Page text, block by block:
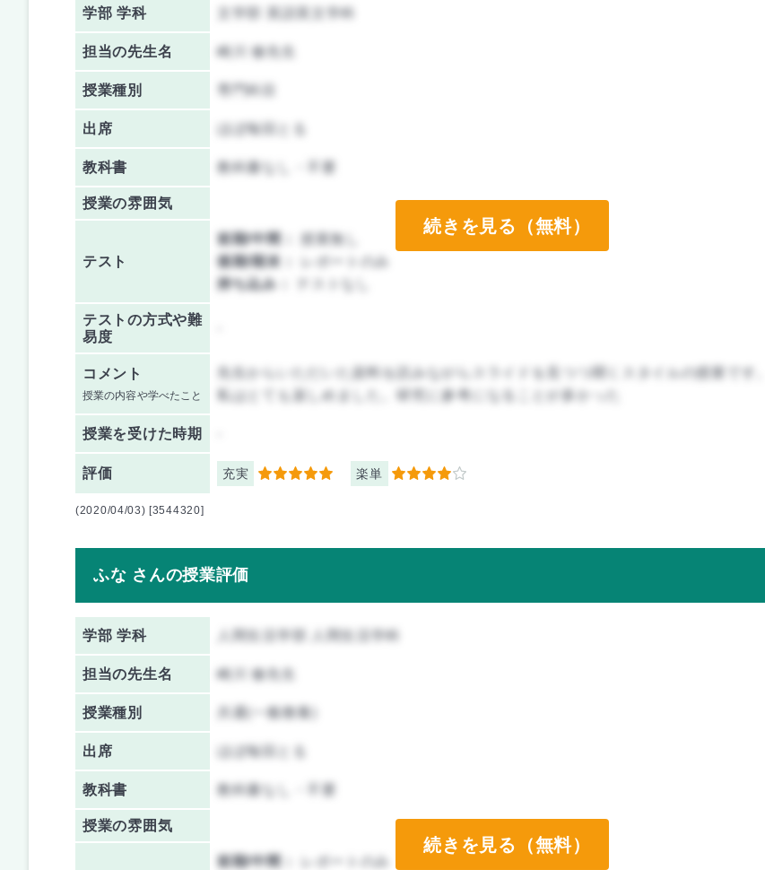
学部 学科
担当の先生名 崎川 修先生
授業種別 専門科目
出席 ほぼ毎回とる
教科書 教科書なし・不要
授業の雰囲気
テスト
前期/中間：
授業無し
後期/期末：
レポートのみ
持ち込み：
テストの方式や難
易度
コメント
授業の内容や学べたこと
先生からいただいた資料を読みながらスライドを見つつ聞くスタイルの授業です。
私はとても楽しめました。研究に参考になることが多かった
授業を受けた時期
評価 充実 5 楽単 4
続きを見る（無料）
(2020/04/03) [3544320]
ふな さんの授業評価
学部 学科
担当の先生名 崎川 修先生
授業種別 共通(一般教養)
出席 ほぼ毎回とる
教科書 教科書なし・不要
授業の雰囲気
前期/中間：
レポートのみ
続きを見る（無料）